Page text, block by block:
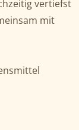
vertiefst
mit